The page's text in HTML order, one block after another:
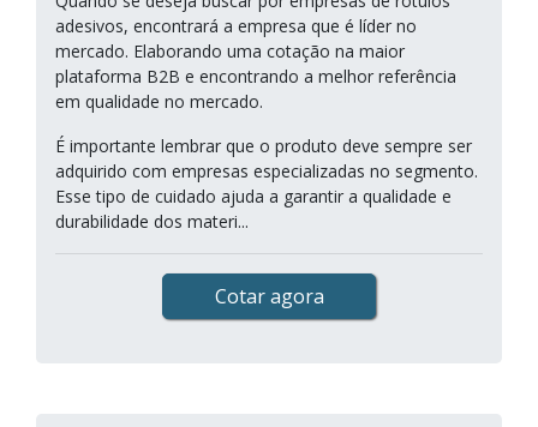
adesivos, encontrará a empresa que é líder no
mercado. Elaborando uma cotação na maior
plataforma B2B e encontrando a melhor referência
em qualidade no mercado.
É importante lembrar que o produto deve sempre ser
adquirido com empresas especializadas no segmento.
Esse tipo de cuidado ajuda a garantir a qualidade e
durabilidade dos materi...
Cotar agora